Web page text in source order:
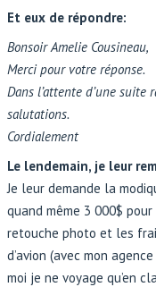
Et eux de répondre:
Bonsoir Amelie Cousineau,
Merci pour votre réponse.
Dans l’attente d’une suite
salutations.
Cordialement
Le lendemain, je leur
Je leur demande la
quand même 3 000$
retouche photo et les
d’avion (avec mon
moi je ne voyage qu’en